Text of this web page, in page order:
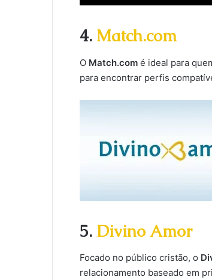
4. Match.com
O Match.com é ideal para
para encontrar perfis
5. Divino Amor
Focado no público cristão, o
relacionamento baseado em